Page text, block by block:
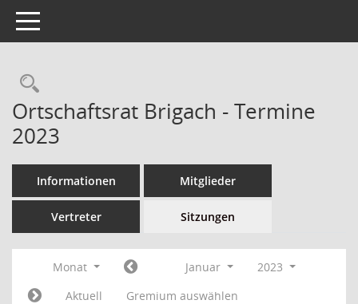
Toggle navigation
Ortschaftsrat Brigach - Termine
2023
Informationen Mitglieder
Vertreter Sitzungen
Monat Januar
2023
Aktuell
Gremium auswählen